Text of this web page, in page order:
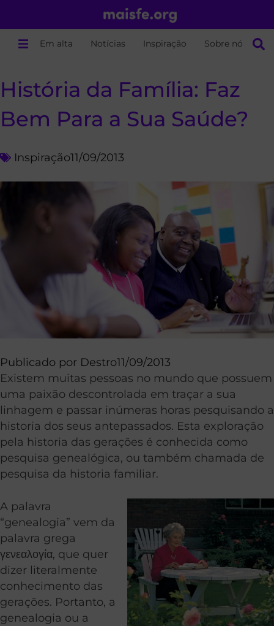
Em alta Notícias Inspiração Sobre nós
História da Família: Faz
Bem Para a Sua Saúde?
Inspiração11/09/2013
Publicado por Destro11/09/2013
Existem muitas pessoas no mundo que possuem
uma paixão descontrolada em traçar a sua
linhagem e passar inúmeras horas pesquisando a
historia dos seus antepassados. Esta exploração
pela historia das gerações é conhecida como
pesquisa genealógica, ou também chamada de
pesquisa da historia familiar.
A palavra
“genealogia” vem da
palavra grega
γενεαλογία, que quer
dizer literalmente
conhecimento das
gerações. Portanto, a
genealogia ou a